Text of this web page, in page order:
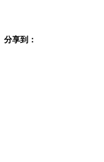
分享到：